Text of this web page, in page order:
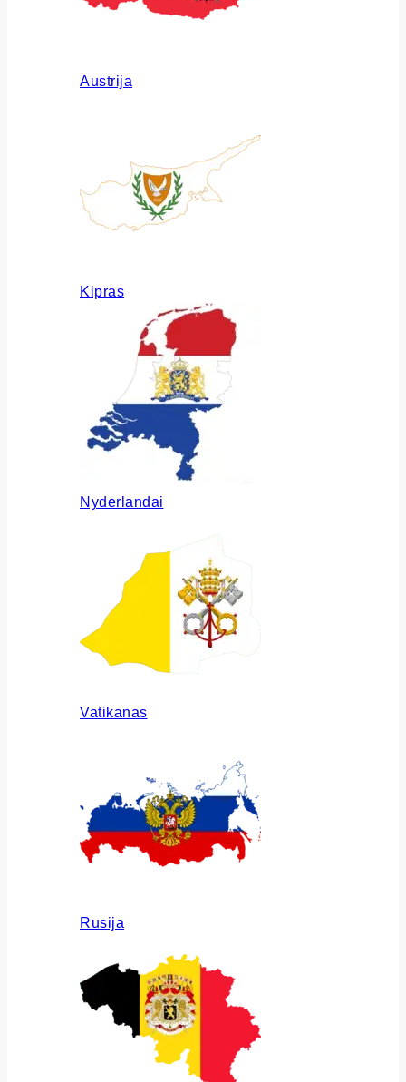
Austrija
Kipras
Nyderlandai
Vatikanas
Rusija